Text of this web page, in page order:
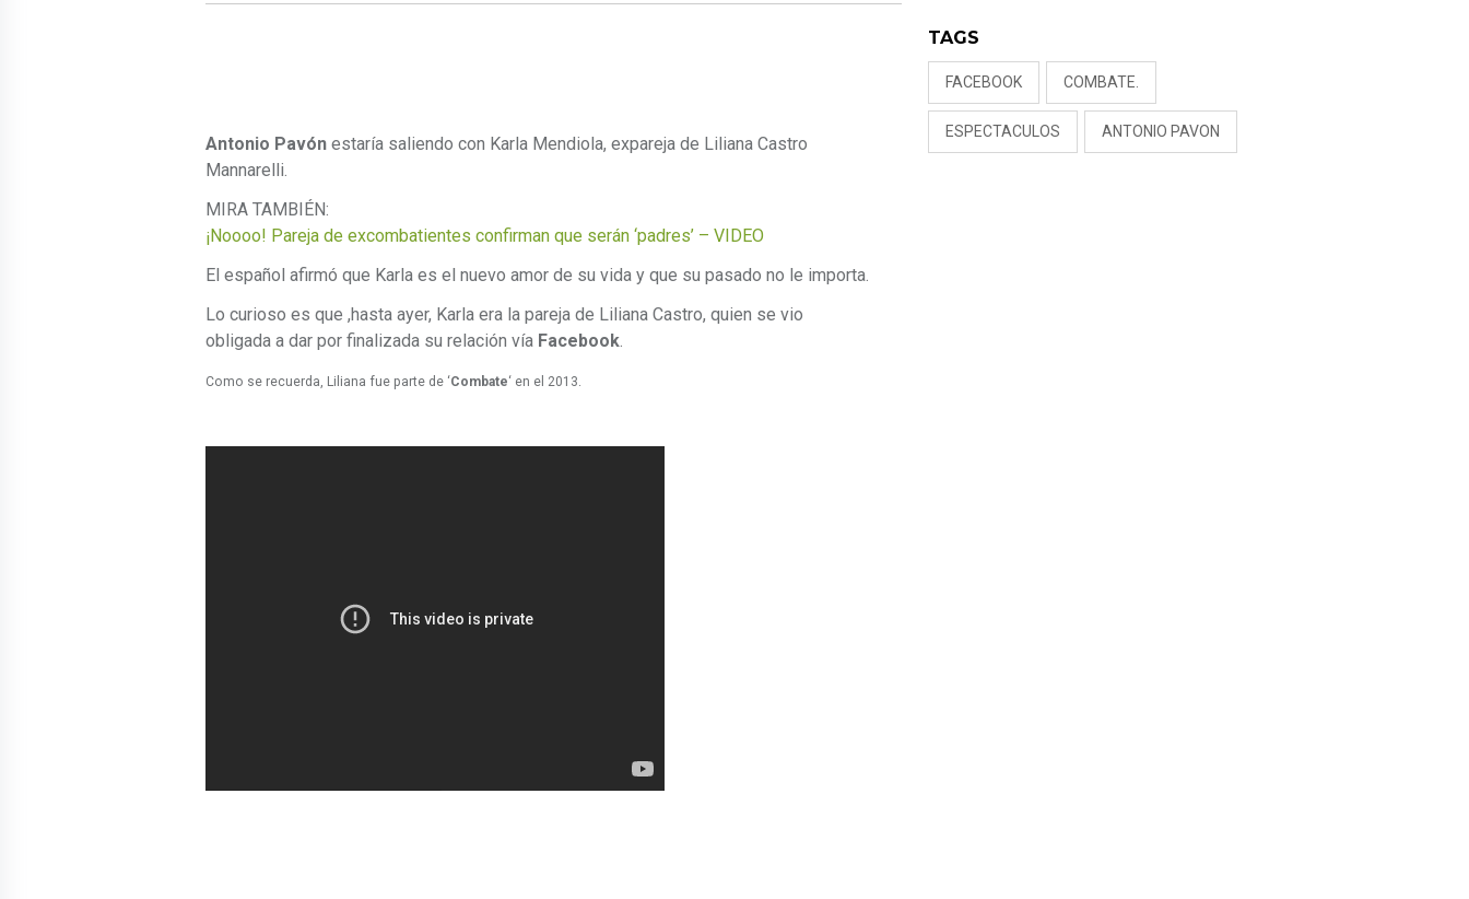
Antonio Pavón estaría saliendo con Karla Mendiola, expareja de Liliana Castro
Mannarelli.
MIRA TAMBIÉN:
¡Noooo! Pareja de excombatientes confirman que serán ‘padres’ – VIDEO
El español afirmó que Karla es el nuevo amor de su vida y que su pasado no le importa.
Lo curioso es que ,hasta ayer, Karla era la pareja de Liliana Castro, quien se vio
obligada a dar por finalizada su relación vía Facebook.
Como se recuerda, Liliana fue parte de ‘Combate‘ en el 2013.
TAGS
FACEBOOK COMBATE.
ESPECTACULOS ANTONIO PAVON